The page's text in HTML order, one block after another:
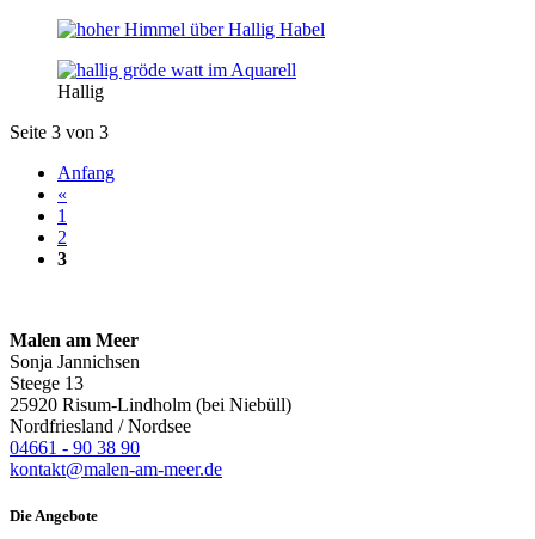
Hallig
Seite 3 von 3
Anfang
«
1
2
3
Malen am Meer
Sonja Jannichsen
Steege 13
25920 Risum-Lindholm (bei Niebüll)
Nordfriesland / Nordsee
04661 - 90 38 90
kontakt@malen-am-meer.de
Die Angebote